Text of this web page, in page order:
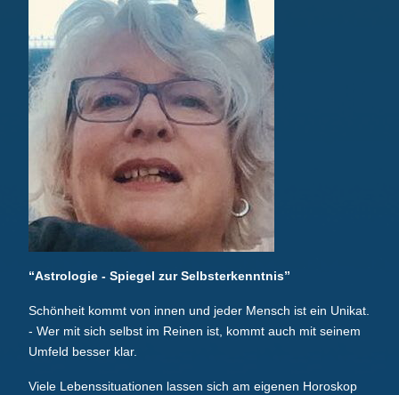
“Astrologie - Spiegel zur Selbsterkenntnis”
Schönheit kommt von innen und jeder Mensch ist ein Unikat.
- Wer mit sich selbst im Reinen ist, kommt auch mit seinem
Umfeld besser klar.
Viele Lebenssituationen lassen sich am eigenen Horoskop